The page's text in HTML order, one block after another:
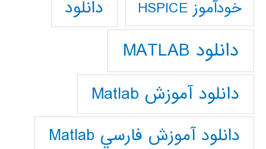
خودآموز HSPICE دانلود
دانلود MATLAB
دانلود آموزش Matlab
دانلود آموزش فارسي Matlab